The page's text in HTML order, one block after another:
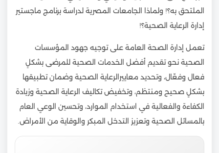
الملتحق به؟! ولماذا الجامعات المصرية لدراسة برنامج ماجستير
إدارة الرعاية الصحية؟!
تعمل إدارة الصحة العامة على توجيه جهود المؤسسات
الصحية نحو تقديم أفضل الخدمات الصحية للمرضى بشكلٍ
فعال وفعّال، وتحديد معاييرالرعاية الصحية وضمان تطبيقها
بشكلٍ صحيح ومنتظم، وتخفيض تكاليف الرعاية الصحية وزيادة
الكفاءة والفعالية في استخدام الموارد، وتحسين الوعي العام
بالمسائل الصحية وتعزيز التدخل المبكر والوقاية من الأمراض.